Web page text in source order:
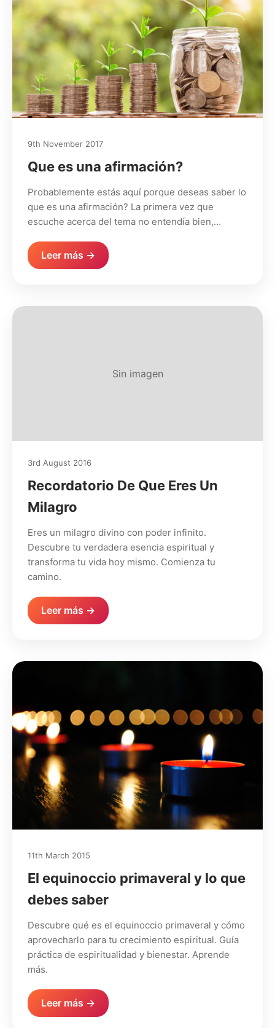
9th November 2017
Que es una afirmación?
Probablemente estás aquí porque deseas saber lo
que es una afirmación? La primera vez que
escuche acerca del tema no entendía bien,…
Leer más →
Sin imagen
3rd August 2016
Recordatorio De Que Eres Un
Milagro
Eres un milagro divino con poder infinito.
Descubre tu verdadera esencia espiritual y
transforma tu vida hoy mismo. Comienza tu
camino.
Leer más →
11th March 2015
El equinoccio primaveral y lo que
debes saber
Descubre qué es el equinoccio primaveral y cómo
aprovecharlo para tu crecimiento espiritual. Guía
práctica de espiritualidad y bienestar. Aprende
más.
Leer más →